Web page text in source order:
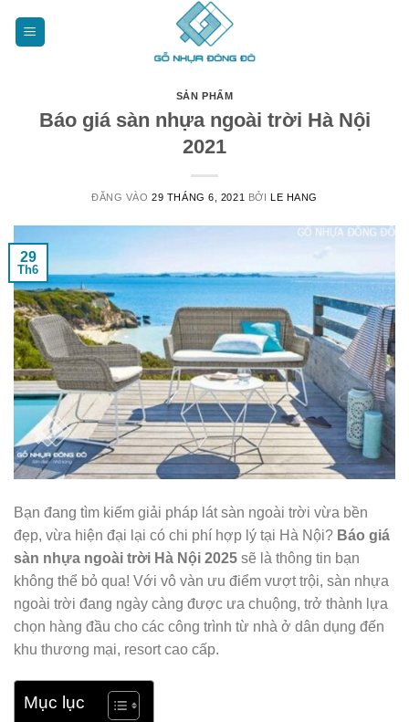
SẢN PHẨM
Báo giá sàn nhựa ngoài trời Hà Nội
2021
ĐĂNG VÀO29 THÁNG 6, 2021 BỞI LE HANG
29
Th6
Bạn đang tìm kiếm giải pháp lát sàn ngoài trời vừa bền
đẹp, vừa hiện đại lại có chi phí hợp lý tại Hà Nội? Báo giá
sàn nhựa ngoài trời Hà Nội 2025 sẽ là thông tin bạn
không thể bỏ qua! Với vô vàn ưu điểm vượt trội, sàn nhựa
ngoài trời đang ngày càng được ưa chuộng, trở thành lựa
chọn hàng đầu cho các công trình từ nhà ở dân dụng đến
khu thương mại, resort cao cấp.
Mục lục